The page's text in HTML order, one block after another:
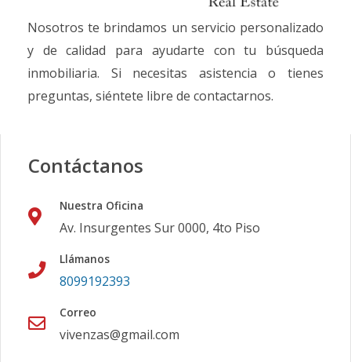
Nosotros te brindamos un servicio personalizado
y de calidad para ayudarte con tu búsqueda
inmobiliaria. Si necesitas asistencia o tienes
preguntas, siéntete libre de contactarnos.
Contáctanos
Nuestra Oficina
Av. Insurgentes Sur 0000, 4to Piso
Llámanos
8099192393
Correo
vivenzas@gmail.com